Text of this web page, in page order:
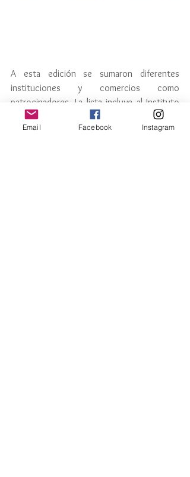
A esta edición se sumaron diferentes
instituciones y comercios como
patrocinadores. La lista incluye al Instituto
Tecnológico Superior del Sur del Estado de
Yucatán, a la Secretaría de la Juventud, al
Email Facebook Instagram